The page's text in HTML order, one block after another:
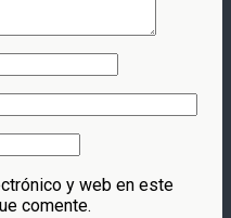
y web en este
comente.